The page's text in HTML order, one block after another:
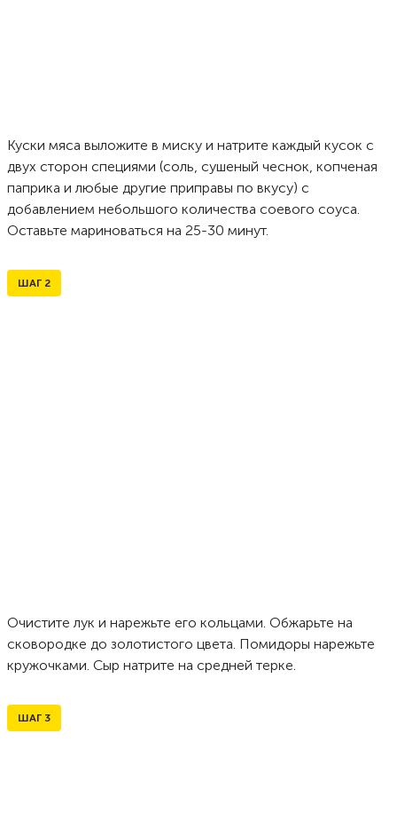
Куски мяса выложите в миску и натрите каждый кусок с
двух сторон специями (соль, сушеный чеснок, копченая
паприка и любые другие приправы по вкусу) с
добавлением небольшого количества соевого соуса.
Оставьте мариноваться на 25-30 минут.
ШАГ 2
Очистите лук и нарежьте его кольцами. Обжарьте на
сковородке до золотистого цвета. Помидоры нарежьте
кружочками. Сыр натрите на средней терке.
ШАГ 3